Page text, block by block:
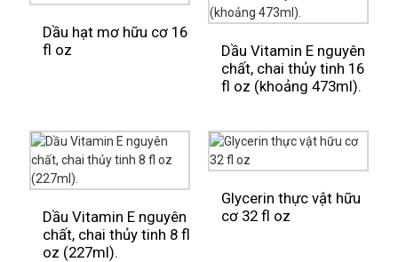
Dầu hạt mơ hữu cơ 16
fl oz
Dầu Vitamin E nguyên
chất, chai thủy tinh 16
fl oz (khoảng 473ml).
Dầu Vitamin E nguyên
chất, chai thủy tinh 8 fl
oz (227ml).
Glycerin thực vật hữu
cơ 32 fl oz